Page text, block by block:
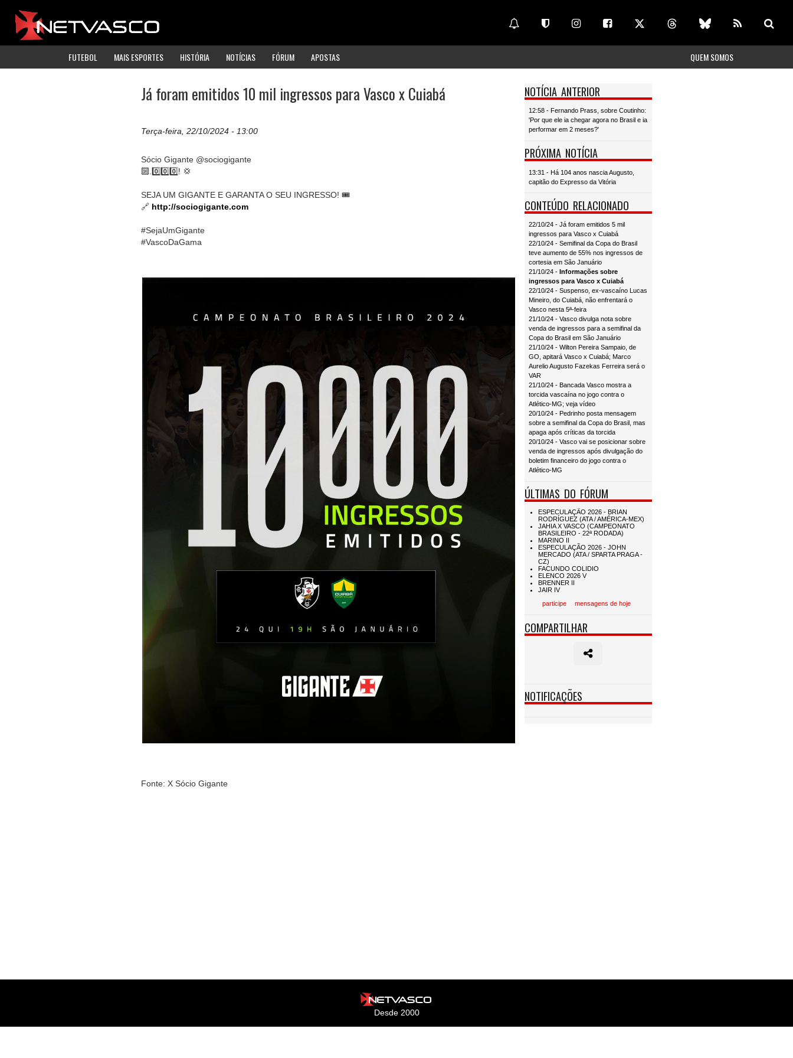
FUTEBOL MAIS ESPORTES HISTÓRIA NOTÍCIAS FÓRUM APOSTAS QUEM SOMOS
Já foram emitidos 10 mil ingressos para Vasco x Cuiabá
Terça-feira, 22/10/2024 - 13:00
Sócio Gigante @sociogigante
🔟.0️⃣0️⃣0️⃣! 💢
SEJA UM GIGANTE E GARANTA O SEU INGRESSO! 🎟️
🔗 http://sociogigante.com
#SejaUmGigante
#VascoDaGama
Fonte: X Sócio Gigante
NOTÍCIA ANTERIOR
12:58 - Fernando Prass, sobre Coutinho:
'Por que ele ia chegar agora no Brasil e ia
performar em 2 meses?'
PRÓXIMA NOTÍCIA
13:31 - Há 104 anos nascia Augusto,
capitão do Expresso da Vitória
CONTEÚDO RELACIONADO
22/10/24 - Já foram emitidos 5 mil
ingressos para Vasco x Cuiabá
22/10/24 - Semifinal da Copa do Brasil
teve aumento de 55% nos ingressos de
cortesia em São Januário
21/10/24 - Informações sobre
ingressos para Vasco x Cuiabá
22/10/24 - Suspenso, ex-vascaíno Lucas
Mineiro, do Cuiabá, não enfrentará o
Vasco nesta 5ª-feira
21/10/24 - Vasco divulga nota sobre
venda de ingressos para a semifinal da
Copa do Brasil em São Januário
21/10/24 - Wilton Pereira Sampaio, de
GO, apitará Vasco x Cuiabá; Marco
Aurelio Augusto Fazekas Ferreira será o
VAR
21/10/24 - Bancada Vasco mostra a
torcida vascaína no jogo contra o
Atlético-MG; veja vídeo
20/10/24 - Pedrinho posta mensagem
sobre a semifinal da Copa do Brasil, mas
apaga após críticas da torcida
20/10/24 - Vasco vai se posicionar sobre
venda de ingressos após divulgação do
boletim financeiro do jogo contra o
Atlético-MG
ÚLTIMAS DO FÓRUM
participe mensagens de hoje
COMPARTILHAR
NOTIFICAÇÕES
Desde 2000